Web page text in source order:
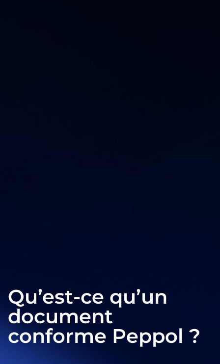
Qu’est-ce qu’un
document
conforme Peppol ?